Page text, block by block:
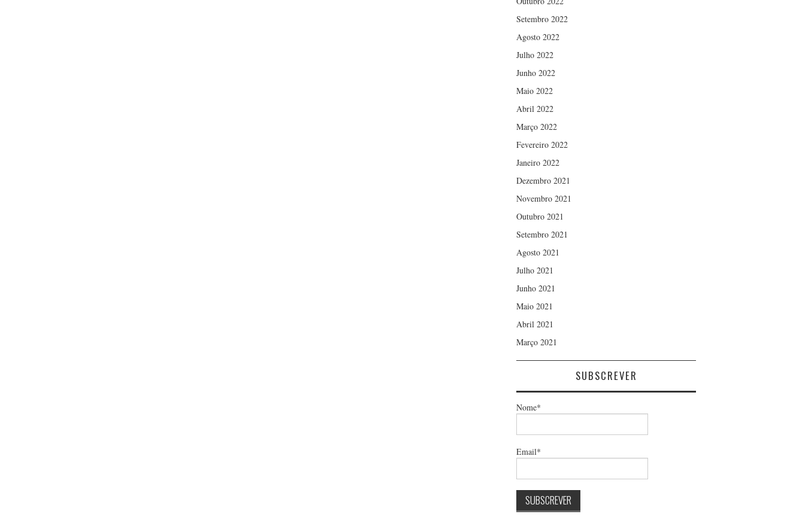
Setembro 2022
Agosto 2022
Julho 2022
Junho 2022
Maio 2022
Abril 2022
Março 2022
Fevereiro 2022
Janeiro 2022
Dezembro 2021
Novembro 2021
Outubro 2021
Setembro 2021
Agosto 2021
Julho 2021
Junho 2021
Maio 2021
Abril 2021
Março 2021
SUBSCREVER
Nome*
Email*